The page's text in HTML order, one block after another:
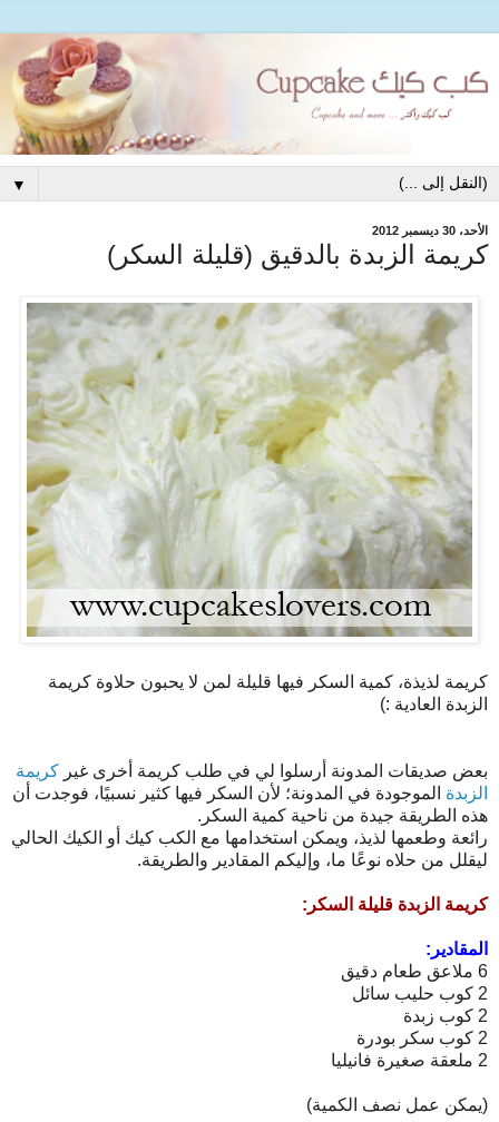
▼
الأحد، 30 ديسمبر 2012
كريمة الزبدة بالدقيق (قليلة السكر)
كريمة لذيذة، كمية السكر فيها قليلة لمن لا يحبون حلاوة كريمة
الزبدة العادية :)
بعض صديقات المدونة أرسلوا لي في طلب كريمة أخرى غير كريمة
الزبدة الموجودة في المدونة؛ لأن السكر فيها كثير نسبيًا، فوجدت أن
هذه الطريقة جيدة من ناحية كمية السكر.
رائعة وطعمها لذيذ، ويمكن استخدامها مع الكب كيك أو الكيك الحالي
ليقلل من حلاه نوعًا ما، وإليكم المقادير والطريقة.
كريمة الزبدة قليلة السكر:
المقادير:
6 ملاعق طعام دقيق
2 كوب حليب سائل
2 كوب زبدة
2 كوب سكر بودرة
2 ملعقة صغيرة فانيليا
(يمكن عمل نصف الكمية)